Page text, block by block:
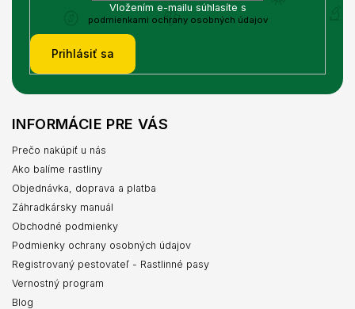
Vložením e-mailu súhlasíte s
podmienkami ochrany osobných údajov
Prihlásiť sa
INFORMÁCIE PRE VÁS
Prečo nakúpiť u nás
Ako balíme rastliny
Objednávka, doprava a platba
Záhradkársky manuál
Obchodné podmienky
Podmienky ochrany osobných údajov
Registrovaný pestovateľ - Rastlinné pasy
Vernostný program
Blog